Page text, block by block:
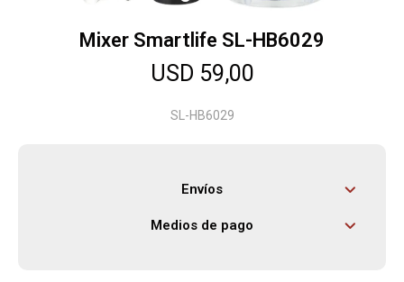
Mixer Smartlife SL-HB6029
USD 59,00
SL-HB6029
Envíos
Medios de pago
Herramientas